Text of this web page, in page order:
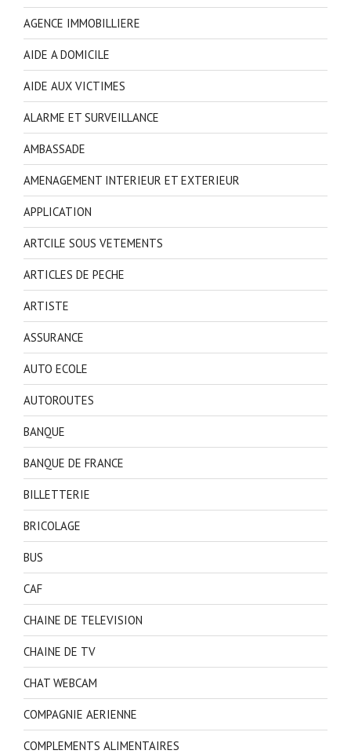
AGENCE IMMOBILLIERE
AIDE A DOMICILE
AIDE AUX VICTIMES
ALARME ET SURVEILLANCE
AMBASSADE
AMENAGEMENT INTERIEUR ET EXTERIEUR
APPLICATION
ARTCILE SOUS VETEMENTS
ARTICLES DE PECHE
ARTISTE
ASSURANCE
AUTO ECOLE
AUTOROUTES
BANQUE
BANQUE DE FRANCE
BILLETTERIE
BRICOLAGE
BUS
CAF
CHAINE DE TELEVISION
CHAINE DE TV
CHAT WEBCAM
COMPAGNIE AERIENNE
COMPLEMENTS ALIMENTAIRES